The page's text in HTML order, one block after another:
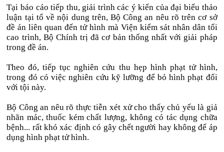
Tại báo cáo tiếp thu, giải trình các ý kiến của đại biểu thảo
luận tại tổ về nội dung trên, Bộ Công an nêu rõ trên cơ sở
đề án liên quan đến tử hình mà Viện kiểm sát nhân dân tối
cao trình, Bộ Chính trị đã cơ bản thống nhất với giải pháp
trong đề án.
Theo đó, tiếp tục nghiên cứu thu hẹp hình phạt tử hình,
trong đó có việc nghiên cứu kỹ lưỡng để bỏ hình phạt đối
với tội này.
Bộ Công an nêu rõ thực tiễn xét xử cho thấy chủ yếu là giả
nhãn mác, thuốc kém chất lượng, không có tác dụng chữa
bệnh... rất khó xác định có gây chết người hay không để áp
dụng hình phạt tử hình.